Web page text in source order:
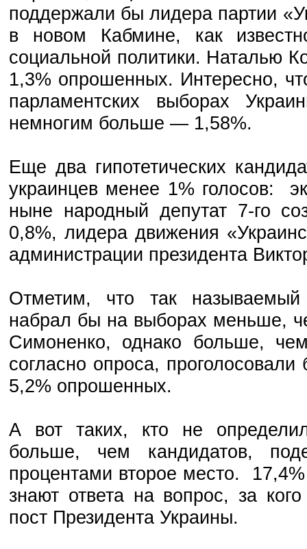
поддержали бы лидера партии
в новом Кабмине, как
социальной политики. Наталью
1,3% опрошенных. Интересно,
парламентских выборах
немногим больше — 1,58%.
Еще два гипотетических
украинцев менее 1% голосов:
ныне народный депутат 7-го
0,8%, лидера движения
администрации президента
Отметим, что так называемый
набрал бы на выборах меньше,
Симоненко, однако больше,
согласно опроса,
5,2% опрошенных.
А вот таких, кто не
больше, чем кандидатов,
процентами второе место.
знают ответа на вопрос, за
пост Президента Украины.